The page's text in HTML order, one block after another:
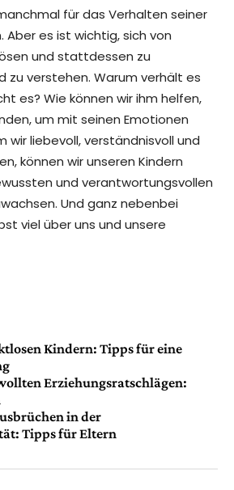
für das Verhalten seiner
Aber es ist wichtig, sich von
und stattdessen zu
zu verstehen. Warum verhält es
es? Wie können wir ihm helfen,
um mit seinen Emotionen
wir liebevoll, verständnisvoll und
können wir unseren Kindern
und verantwortungsvollen
Und ganz nebenbei
viel über uns und unsere
Kindern: Tipps für eine
Erziehungsratschlägen:
in der
Tipps für Eltern